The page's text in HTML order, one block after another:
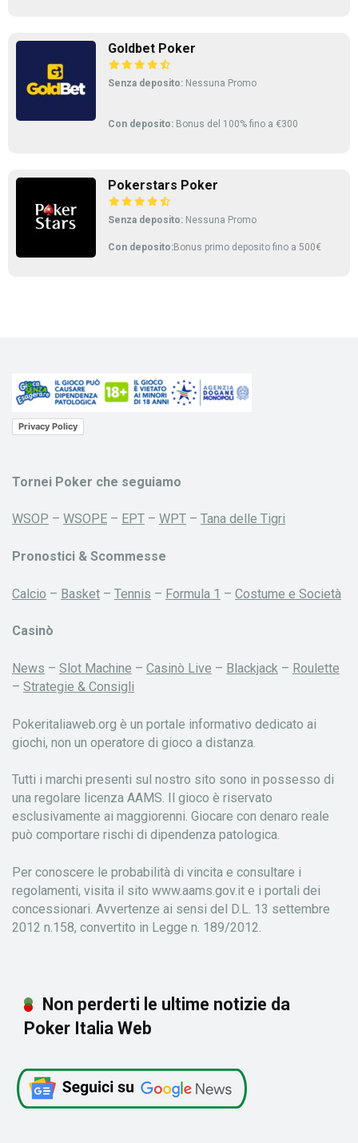
Goldbet Poker
Senza deposito: Nessuna Promo
Con deposito: Bonus del 100% fino a €300
Pokerstars Poker
Senza deposito: Nessuna Promo
Con deposito:Bonus primo deposito fino a 500€
Privacy Policy
Tornei Poker che seguiamo
WSOP – WSOPE – EPT – WPT – Tana delle Tigri
Pronostici & Scommesse
Calcio – Basket – Tennis – Formula 1 – Costume e Società
Casinò
News – Slot Machine – Casinò Live – Blackjack – Roulette
– Strategie & Consigli
Pokeritaliaweb.org è un portale informativo dedicato ai
giochi, non un operatore di gioco a distanza.
Tutti i marchi presenti sul nostro sito sono in possesso di
una regolare licenza AAMS. Il gioco è riservato
esclusivamente ai maggiorenni. Giocare con denaro reale
può comportare rischi di dipendenza patologica.
Per conoscere le probabilità di vincita e consultare i
regolamenti, visita il sito www.aams.gov.it e i portali dei
concessionari. Avvertenze ai sensi del D.L. 13 settembre
2012 n.158, convertito in Legge n. 189/2012.
Non perderti le ultime notizie da
Poker Italia Web